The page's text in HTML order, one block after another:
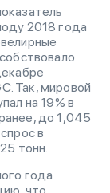
2018 года
Так, мировой
на 19% в
до 1,045
в
тонн.
года